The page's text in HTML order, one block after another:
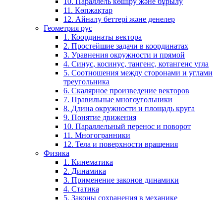
11. Көпжақтар
12. Айналу беттері және денелер
Геометрия рус
1. Координаты вектора
2. Простейшие задачи в координатах
3. Уравнения окружности и прямой
4. Синус, косинус, тангенс, котангенс угла
5. Соотношения между сторонами и углами
треугольника
6. Скалярное произведение векторов
7. Правильные многоугольники
8. Длина окружности и площадь круга
9. Понятие движения
10. Параллельный перенос и поворот
11. Многогранники
12. Тела и поверхности вращения
Физика
1. Кинематика
2. Динамика
3. Применение законов динамики
4. Статика
5. Законы сохранения в механике